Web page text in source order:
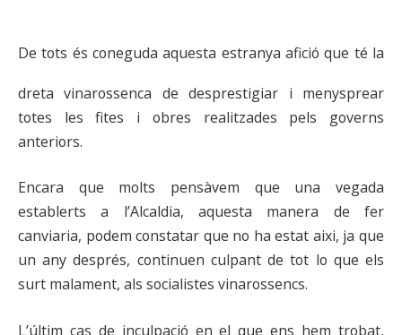
De tots és coneguda aquesta estranya afició que té la
dreta vinarossenca de desprestigiar i menysprear
totes les fites i obres realitzades pels governs
anteriors.
Encara que molts pensàvem que una vegada
establerts a l’Alcaldia, aquesta manera de fer
canviaria, podem constatar que no ha estat aixi, ja que
un any després, continuen culpant de tot lo que els
surt malament, als socialistes vinarossencs.
L’últim cas de inculpació en el que ens hem trobat,